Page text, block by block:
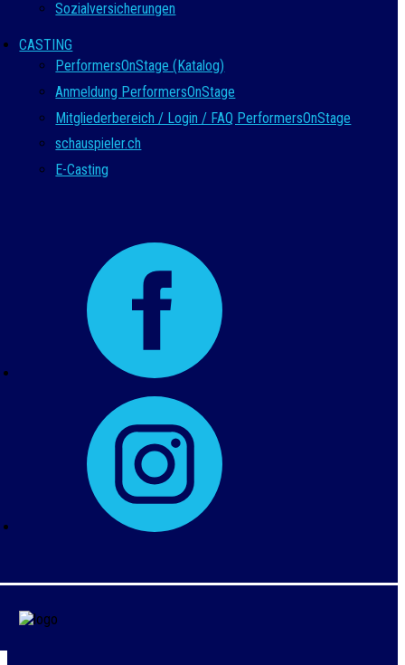
Sozialversicherungen
CASTING
PerformersOnStage (Katalog)
Anmeldung PerformersOnStage
Mitgliederbereich / Login / FAQ PerformersOnStage
schauspieler.ch
E-Casting